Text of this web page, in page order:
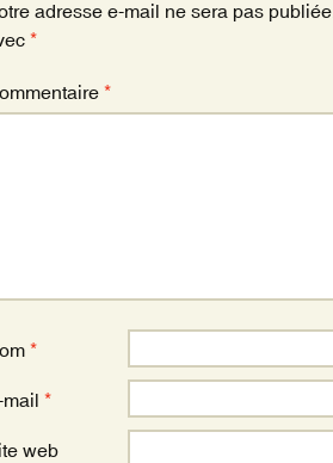
k
adresse e-mail ne sera pas publiée.
*
*
*
mail *
web